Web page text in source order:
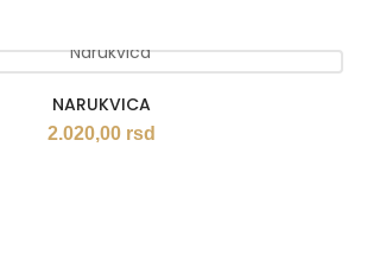
NARUKVICA
2.020,00 rsd